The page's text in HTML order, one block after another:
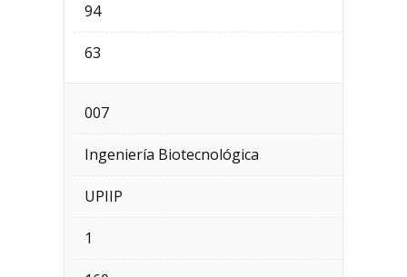
94
63
007
Ingeniería Biotecnológica
UPIIP
1